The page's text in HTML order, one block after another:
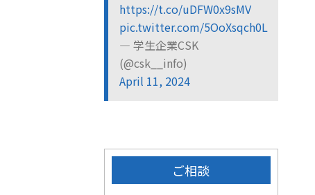
https://t.co/uDFW0x9sMV
pic.twitter.com/5OoXsqch0L
— 学生企業CSK
(@csk__info)
April 11, 2024
ご相談